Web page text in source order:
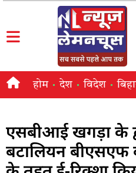
होम देश विदेश
एसबीआई खगड़ा के
बटालियन